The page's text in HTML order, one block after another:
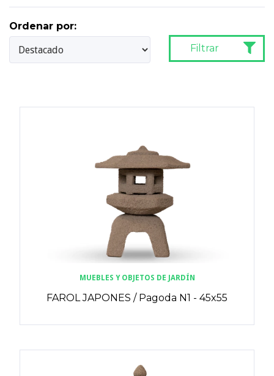
Ordenar por:
Filtrar
MUEBLES Y OBJETOS DE JARDÍN
FAROL JAPONES / Pagoda N1 - 45x55